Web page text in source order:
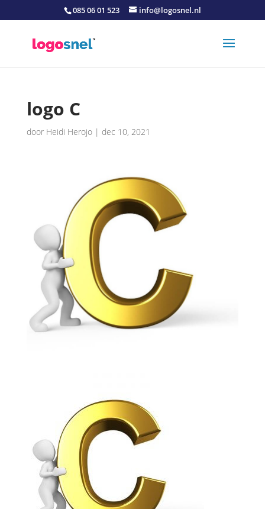
085 06 01 523 info@logosnel.nl
logo C
door Heidi Herojo| dec 10, 2021